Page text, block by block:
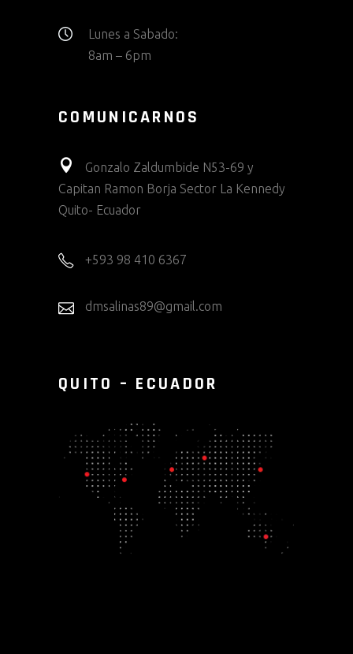
Lunes a Sabado:
8am – 6pm
COMUNICARNOS
Gonzalo Zaldumbide N53-69 y
Capitan Ramon Borja Sector La Kennedy
Quito- Ecuador
+593 98 410 6367
dmsalinas89@gmail.com
QUITO – ECUADOR